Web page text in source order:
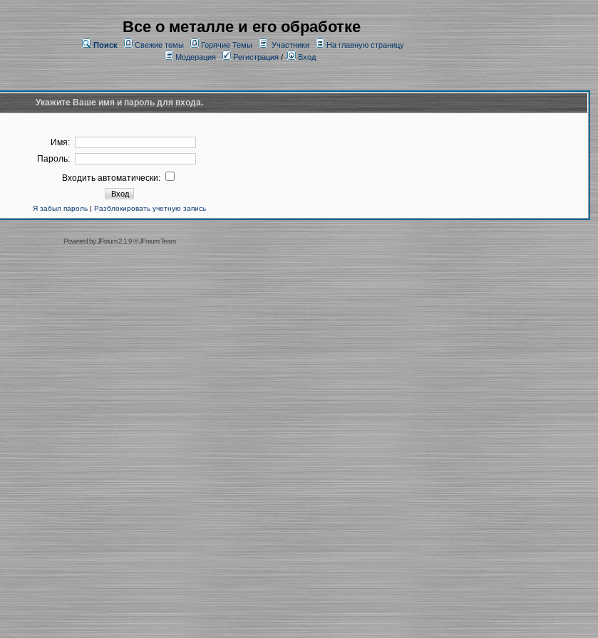
Все о металле и его обработке
Поиск Свежие темы Горячие Темы Участники
На главную страницу
Модерация
Регистрация/ Вход
Укажите Ваше имя и пароль для входа.
Имя:
Пароль:
Входить автоматически:
Я забыл пароль| Разблокировать учетную запись
Powered byJForum 2.1.9©JForum Team